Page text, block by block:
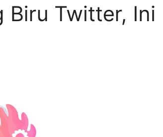
Biru Twitter, Ini